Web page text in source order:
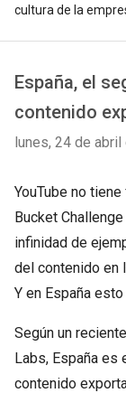
cultura de la
España, el
contenido
lunes, 24 de
YouTube no
Bucket
infinidad de
del contenido en
Y en España
Según un
Labs, España es
contenido